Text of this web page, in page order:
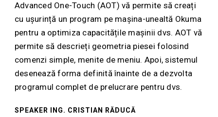
Advanced One-Touch (AOT) vă permite să creați
cu ușurință un program pe mașina-unealtă Okuma
pentru a optimiza capacitățile mașinii dvs. AOT vă
permite să descrieți geometria piesei folosind
comenzi simple, menite de meniu. Apoi, sistemul
desenează forma definită înainte de a dezvolta
programul complet de prelucrare pentru dvs.
SPEAKER ING. CRISTIAN RĂDUCĂ